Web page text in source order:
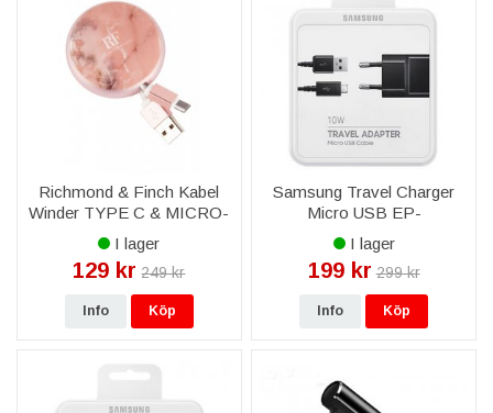
Richmond & Finch Kabel
Winder TYPE C & MICRO-
USB - Rosa Marmor
I lager
129 kr 249 kr
Info Köp
Samsung Travel Charger
Micro USB EP-
TA12EBEUGWW Original -
Svart
I lager
199 kr 299 kr
Info Köp